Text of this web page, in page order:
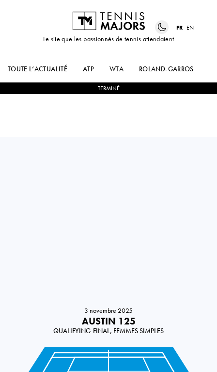
Le site que les passionnés de tennis attendaient
FR EN
TOUTE L’ACTUALITÉ ATP WTA ROLAND-GARROS
TERMINÉ
3 novembre 2025
AUSTIN 125
QUALIFYING-FINAL, FEMMES SIMPLES